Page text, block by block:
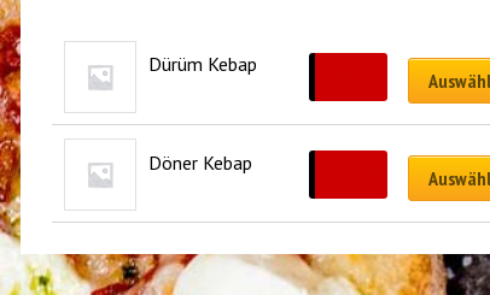
Dürüm Kebap
Döner Kebap